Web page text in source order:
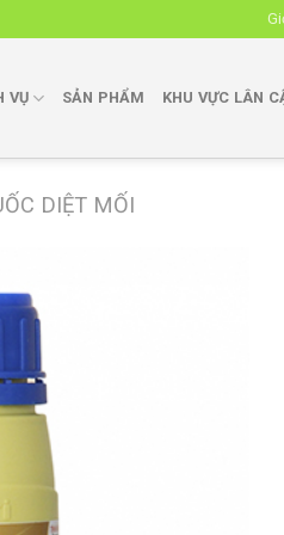
VỤ SẢN PHẨM KHU VỰC LÂN
DIỆT MỐI